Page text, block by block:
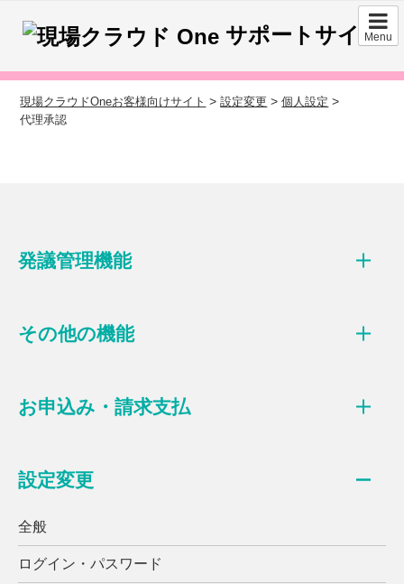
Menu
サポートサイト
現場クラウドOneお客様向けサイト >設定変更 >個人設定 >
代理承認
発議管理機能
その他の機能
お申込み・請求支払
設定変更
全般
ログイン・パスワード